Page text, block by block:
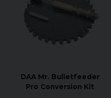
DAA Mr. Bulletfeeder
Pro Conversion Kit